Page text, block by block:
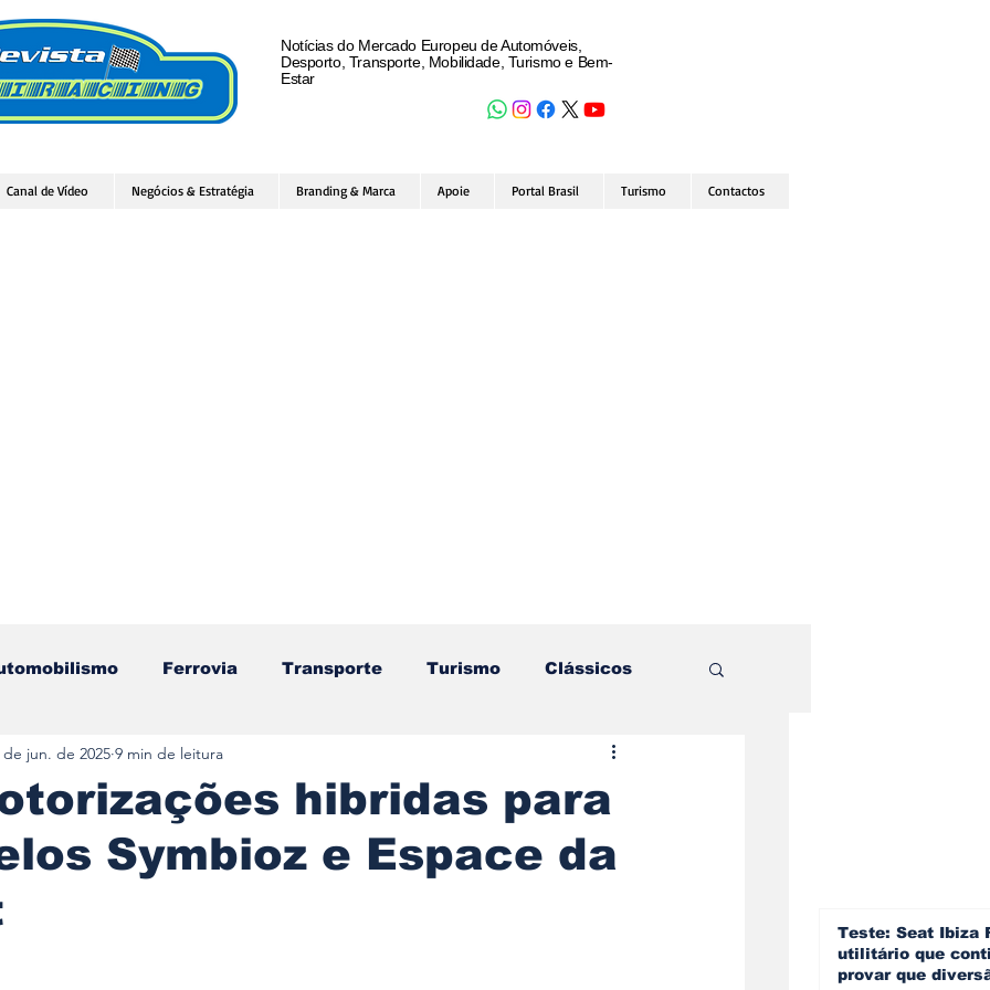
Notícias do Mercado Europeu de Automóveis,
Desporto, Transporte, Mobilidade, Turismo e Bem-
Estar
Canal de Vídeo Negócios & Estratégia Branding & Marca Apoie Portal Brasil Turismo Contactos
Ferrovia Transporte Turismo Clássicos
Motos Autocarros Testes e Comparativos
Gastronomia Videojogos/Tecnologia
hibridas para
Symbioz e Espace da
de jun. de 2025 9 min de leitura
5 estrelas.
Teste: Seat Ibiza
utilitário que
provar que